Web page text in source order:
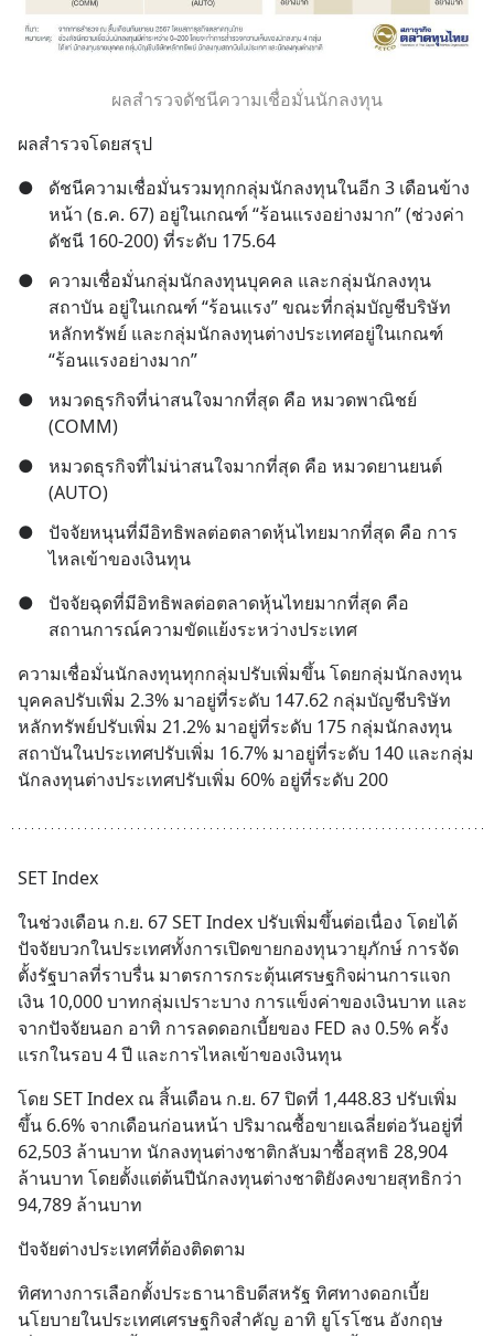
ผลสำรวจดัชนีความเชื่อมั่นนักลงทุน
ผลสำรวจโดยสรุป
●
ดัชนีความเชื่อมั่นรวมทุกกลุ่มนักลงทุนในอีก 3 เดือนข้าง
หน้า (ธ.ค. 67) อยู่ในเกณฑ์ “ร้อนแรงอย่างมาก” (ช่วงค่า
ดัชนี 160-200) ที่ระดับ 175.64
●
ความเชื่อมั่นกลุ่มนักลงทุนบุคคล และกลุ่มนักลงทุน
สถาบัน อยู่ในเกณฑ์ “ร้อนแรง” ขณะที่กลุ่มบัญชีบริษัท
หลักทรัพย์ และกลุ่มนักลงทุนต่างประเทศอยู่ในเกณฑ์
“ร้อนแรงอย่างมาก”
●
หมวดธุรกิจที่น่าสนใจมากที่สุด คือ หมวดพาณิชย์
(COMM)
●
หมวดธุรกิจที่ไม่น่าสนใจมากที่สุด คือ หมวดยานยนต์
(AUTO)
●
ปัจจัยหนุนที่มีอิทธิพลต่อตลาดหุ้นไทยมากที่สุด คือ การ
ไหลเข้าของเงินทุน
●
ปัจจัยฉุดที่มีอิทธิพลต่อตลาดหุ้นไทยมากที่สุด คือ
สถานการณ์ความขัดแย้งระหว่างประเทศ
ความเชื่อมั่นนักลงทุนทุกกลุ่มปรับเพิ่มขึ้น โดยกลุ่มนักลงทุน
บุคคลปรับเพิ่ม 2.3% มาอยู่ที่ระดับ 147.62 กลุ่มบัญชีบริษัท
หลักทรัพย์ปรับเพิ่ม 21.2% มาอยู่ที่ระดับ 175 กลุ่มนักลงทุน
สถาบันในประเทศปรับเพิ่ม 16.7% มาอยู่ที่ระดับ 140 และกลุ่ม
นักลงทุนต่างประเทศปรับเพิ่ม 60% อยู่ที่ระดับ 200
SET Index
ในช่วงเดือน ก.ย. 67 SET Index ปรับเพิ่มขึ้นต่อเนื่อง โดยได้
ปัจจัยบวกในประเทศทั้งการเปิดขายกองทุนวายุภักษ์ การจัด
ตั้งรัฐบาลที่ราบรื่น มาตรการกระตุ้นเศรษฐกิจผ่านการแจก
เงิน 10,000 บาทกลุ่มเปราะบาง การแข็งค่าของเงินบาท และ
จากปัจจัยนอก อาทิ การลดดอกเบี้ยของ FED ลง 0.5% ครั้ง
แรกในรอบ 4 ปี และการไหลเข้าของเงินทุน
โดย SET Index ณ สิ้นเดือน ก.ย. 67 ปิดที่ 1,448.83 ปรับเพิ่ม
ขึ้น 6.6% จากเดือนก่อนหน้า ปริมาณซื้อขายเฉลี่ยต่อวันอยู่ที่
62,503 ล้านบาท นักลงทุนต่างชาติกลับมาซื้อสุทธิ 28,904
ล้านบาท โดยตั้งแต่ต้นปีนักลงทุนต่างชาติยังคงขายสุทธิกว่า
94,789 ล้านบาท
ปัจจัยต่างประเทศที่ต้องติดตาม
ทิศทางการเลือกตั้งประธานาธิบดีสหรัฐ ทิศทางดอกเบี้ย
นโยบายในประเทศเศรษฐกิจสำคัญ อาทิ ยูโรโซน อังกฤษ